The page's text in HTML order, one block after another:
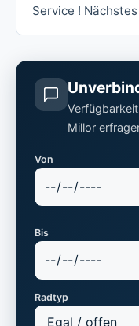
Service !
Millor
Von
Bis
Radtyp